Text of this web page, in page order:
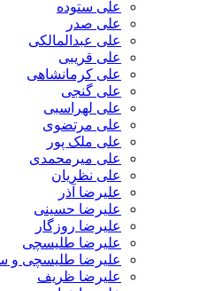
علی ستوده
علی صدر
علی عبدالمالکی
علی قریبی
علی کرمانشاهی
علی گنجی
علی لهراسبی
علی مرتضوی
علی ملک پور
علی میرمحمدی
علی نظریان
علیرضا آذر
علیرضا حسینی
علیرضا روزگار
علیرضا طلیسچی
علیرضا طلیسچی و سعید آتانی
علیرضا ظریف